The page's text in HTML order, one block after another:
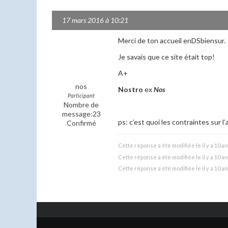
17 mars 2016 à 10:21
nos
Participant
Nombre de
message:23
Confirmé
Merci de ton accueil enDSbiensur.
Je savais que ce site était top!
A+
Nostro exNos
ps: c’est quoi les contraintes sur
Cette réponse a été modifiée le il y a 10
Cette réponse a été modifiée le il y a 10
Cette réponse a été modifiée le il y a 10